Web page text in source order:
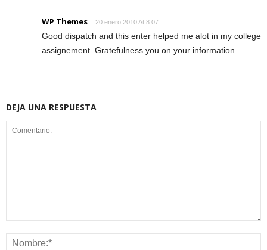
WP Themes 20 enero 2010 At 8:07
Good dispatch and this enter helped me alot in my college
assignement. Gratefulness you on your information.
DEJA UNA RESPUESTA